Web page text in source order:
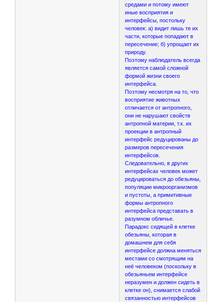
средами и потому имеют
иные восприятия и
интерфейсы, постольку
человек: а) видит лишь те их
части, которые попадают в
пересечение; б) упрощает их
природу.
Поэтому наблюдатель всегда
является самой сложной
формой жизни своего
интерфейса.
Поэтому несмотря на то, что
восприятие животных
отличается от антропного,
они не нарушают свойств
антропной материи, т.к. их
проекции в антропный
интерфейс редуцированы до
размеров пересечения
интерфейсов.
Следовательно, в других
интерфейсах человек может
редуцироваться до обезьяны,
популяции микроорганизмов
и пустоты, а примитивные
формы антропного
интерфейса представать в
разумном обличье.
Парадокс сидящей в клетке
обезьяны, которая в
домашнем для себя
интерфейсе должна меняться
местами со смотрящим на
неё человеком (поскольку в
обезьяньем интерфейсе
неразумен и должен сидеть в
клетке он), снимается слабой
связанностью интерфейсов